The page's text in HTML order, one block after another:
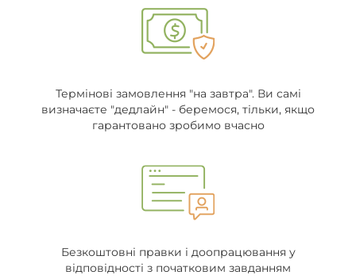
Термінові замовлення "на завтра". Ви самі
визначаєте "дедлайн" - беремося, тільки, якщо
гарантовано зробимо вчасно
Безкоштовні правки і доопрацювання у
відповідності з початковим завданням